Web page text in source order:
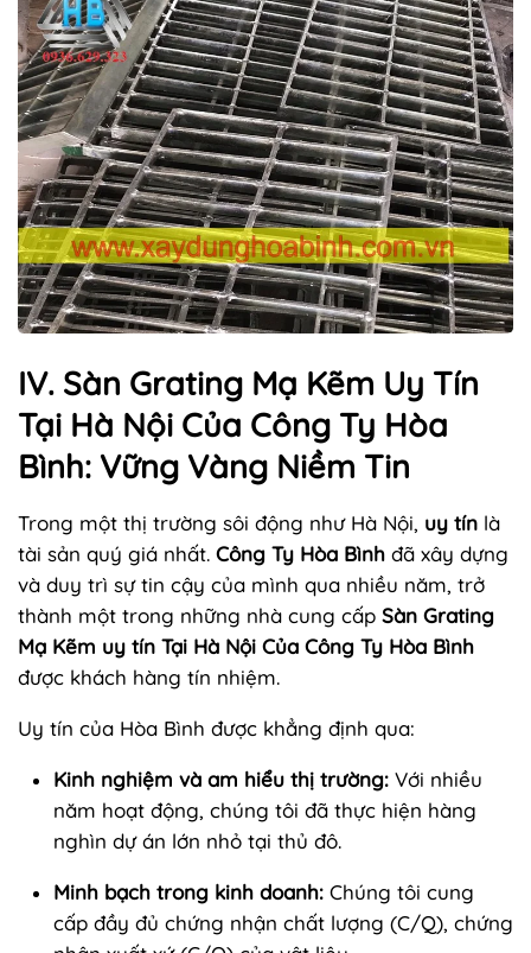
IV. Sàn Grating Mạ Kẽm Uy Tín
Tại Hà Nội Của Công Ty Hòa
Bình: Vững Vàng Niềm Tin
Trong một thị trường sôi động như Hà Nội, uy tín là
tài sản quý giá nhất. Công Ty Hòa Bình đã xây dựng
và duy trì sự tin cậy của mình qua nhiều năm, trở
thành một trong những nhà cung cấp Sàn Grating
Mạ Kẽm uy tín Tại Hà Nội Của Công Ty Hòa Bình
được khách hàng tín nhiệm.
Uy tín của Hòa Bình được khẳng định qua:
Kinh nghiệm và am hiểu thị trường: Với nhiều
năm hoạt động, chúng tôi đã thực hiện hàng
nghìn dự án lớn nhỏ tại thủ đô.
Minh bạch trong kinh doanh: Chúng tôi cung
cấp đầy đủ chứng nhận chất lượng (C/Q), chứng